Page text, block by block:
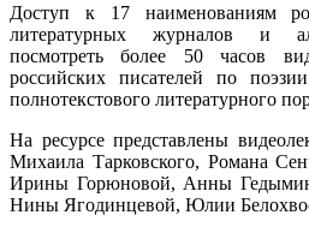
Доступ к 17 наименованиям
литературных журналов и
посмотреть более 50 часов
российских писателей по
полнотекстового литературного
На ресурсе представлены
Михаила Тарковского, Романа
Ирины Горюновой, Анны
Нины Ягодинцевой, Юлии